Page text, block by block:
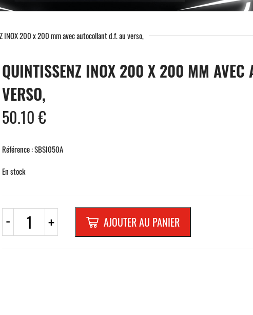
INOX 200 x 200 mm avec autocollant d.f. au verso,
QUINTISSENZ INOX 200 X 200 MM AVEC
VERSO,
50.10€
Référence : SBSI050A
En stock
- quantité
QUINTISSENZ
+ AJOUTER AU PANIER